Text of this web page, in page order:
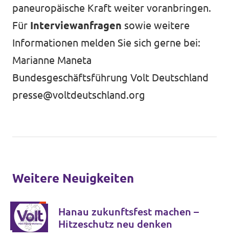
paneuropäische Kraft weiter voranbringen.
Für Interviewanfragen sowie weitere
Informationen melden Sie sich gerne bei:
Marianne Maneta
Bundesgeschäftsführung Volt Deutschland
presse@voltdeutschland.org
Weitere Neuigkeiten
Hanau zukunftsfest machen –
Hitzeschutz neu denken